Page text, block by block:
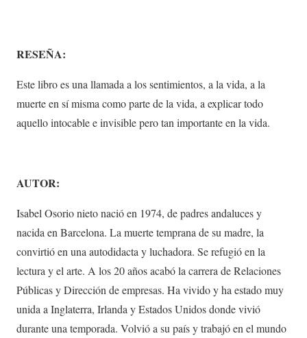
RESEÑA:
Este libro es una llamada a los sentimientos, a la vida, a la
muerte en sí misma como parte de la vida, a explicar todo
aquello intocable e invisible pero tan importante en la vida.
AUTOR:
Isabel Osorio nieto nació en 1974, de padres andaluces y
nacida en Barcelona. La muerte temprana de su madre, la
convirtió en una autodidacta y luchadora. Se refugió en la
lectura y el arte. A los 20 años acabó la carrera de Relaciones
Públicas y Dirección de empresas. Ha vivido y ha estado muy
unida a Inglaterra, Irlanda y Estados Unidos donde vivió
durante una temporada. Volvió a su país y trabajó en el mundo